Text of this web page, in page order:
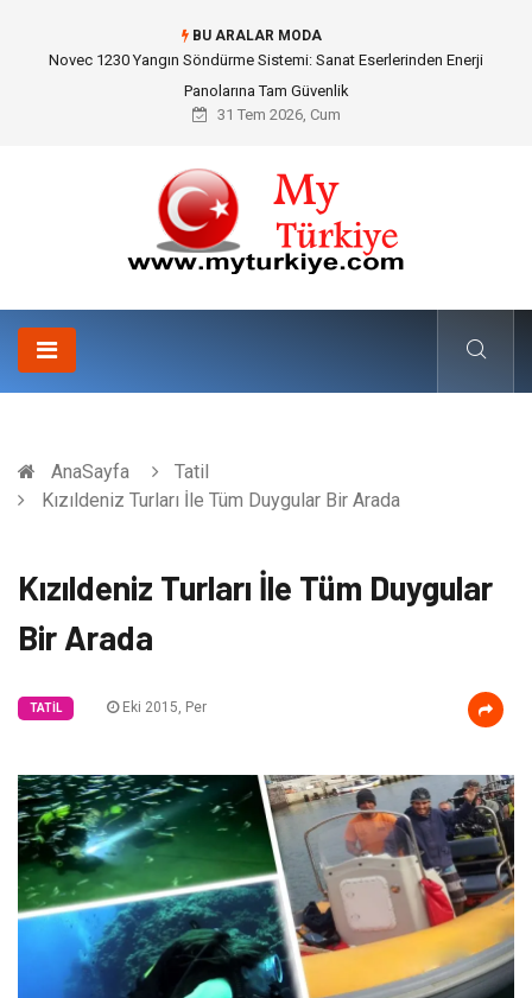
BU ARALAR MODA
Skoda Yedek Parça Seçiminde Teknik Uyumluluk ve Sürüş Konforu
31 Tem 2026, Cum
AnaSayfa
Tatil
Kızıldeniz Turları İle Tüm Duygular Bir Arada
Kızıldeniz Turları İle Tüm Duygular
Bir Arada
TATIL Eki 2015, Per